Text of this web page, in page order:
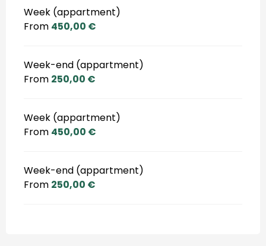
Week (appartment)
From 450,00 €
Week-end (appartment)
From 250,00 €
Week (appartment)
From 450,00 €
Week-end (appartment)
From 250,00 €